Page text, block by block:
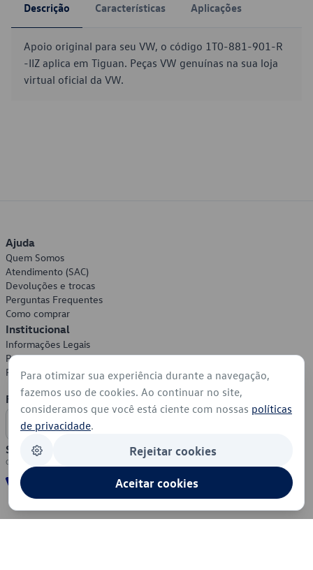
Descrição Características Aplicações
Apoio original para seu VW, o código 1T0-881-901-R
-IIZ aplica em Tiguan. Peças VW genuínas na sua loja
virtual oficial da VW.
Ajuda
Quem Somos
Atendimento (SAC)
Devoluções e trocas
Perguntas Frequentes
Como comprar
Institucional
Informações Legais
Política de Privacidade
Política de Cookies
Formas de Pagamento
Segurança
Para otimizar sua experiência durante a navegação,
fazemos uso de cookies. Ao continuar no site,
consideramos que você está ciente com nossas políticas
de privacidade.
Rejeitar cookies
Aceitar cookies